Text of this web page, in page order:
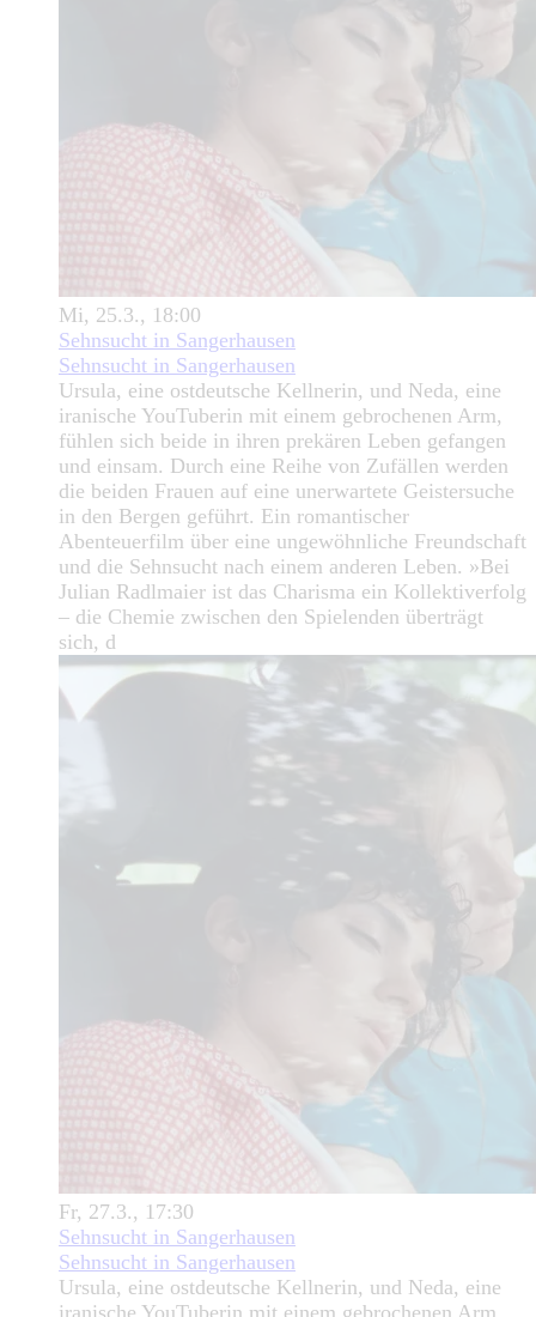
Mi, 25.3., 18:00
Sehnsucht in Sangerhausen
Sehnsucht in Sangerhausen
Ursula, eine ostdeutsche Kellnerin, und Neda, eine
iranische YouTuberin mit einem gebrochenen Arm,
fühlen sich beide in ihren prekären Leben gefangen
und einsam. Durch eine Reihe von Zufällen werden
die beiden Frauen auf eine unerwartete Geistersuche
in den Bergen geführt. Ein romantischer
Abenteuerfilm über eine ungewöhnliche Freundschaft
und die Sehnsucht nach einem anderen Leben. »Bei
Julian Radlmaier ist das Charisma ein Kollektiverfolg
– die Chemie zwischen den Spielenden überträgt
sich, d
Fr, 27.3., 17:30
Sehnsucht in Sangerhausen
Sehnsucht in Sangerhausen
Ursula, eine ostdeutsche Kellnerin, und Neda, eine
iranische YouTuberin mit einem gebrochenen Arm,